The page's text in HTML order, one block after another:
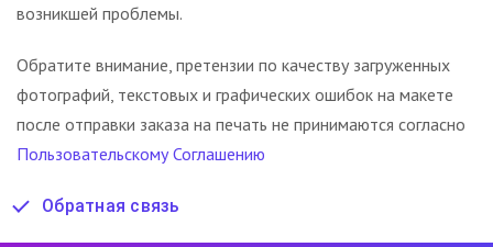
возникшей проблемы.
Обратите внимание, претензии по качеству загруженных
фотографий, текстовых и графических ошибок на макете
после отправки заказа на печать не принимаются согласно
Пользовательскому Соглашению
Обратная связь